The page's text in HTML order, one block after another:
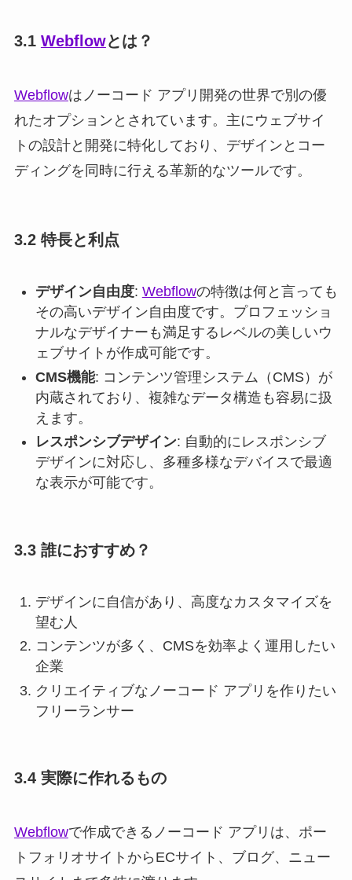
3.1 Webflowとは？
Webflowはノーコード アプリ開発の世界で別の優
れたオプションとされています。主にウェブサイ
トの設計と開発に特化しており、デザインとコー
ディングを同時に行える革新的なツールです。
3.2 特長と利点
デザイン自由度: Webflowの特徴は何と言っても
その高いデザイン自由度です。プロフェッショ
ナルなデザイナーも満足するレベルの美しいウ
ェブサイトが作成可能です。
CMS機能: コンテンツ管理システム（CMS）が
内蔵されており、複雑なデータ構造も容易に扱
えます。
レスポンシブデザイン: 自動的にレスポンシブ
デザインに対応し、多種多様なデバイスで最適
な表示が可能です。
3.3 誰におすすめ？
デザインに自信があり、高度なカスタマイズを
望む人
コンテンツが多く、CMSを効率よく運用したい
企業
クリエイティブなノーコード アプリを作りたい
フリーランサー
3.4 実際に作れるもの
Webflowで作成できるノーコード アプリは、ポー
トフォリオサイトからECサイト、ブログ、ニュー